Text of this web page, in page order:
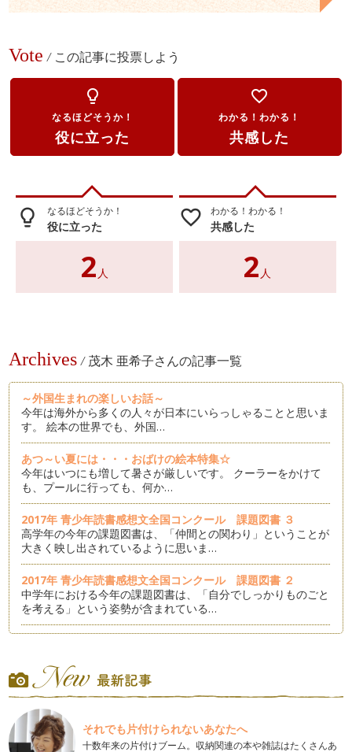
Vote / この記事に投票しよう
lightbulb_outline
なるほどそうか！
役に立った
favorite_border
わかる！わかる！
共感した
lightbulb_outline なるほどそうか！
役に立った
2 人
favorite_border わかる！わかる！
共感した
2 人
Archives / 茂木 亜希子さんの記事一覧
～外国生まれの楽しいお話～
今年は海外から多くの人々が日本にいらっしゃることと思いま
す。 絵本の世界でも、外国…
あつ～い夏には・・・おばけの絵本特集☆
今年はいつにも増して暑さが厳しいです。 クーラーをかけて
も、プールに行っても、何か…
2017年 青少年読書感想文全国コンクール 課題図書 ３
高学年の今年の課題図書は、「仲間との関わり」ということが
大きく映し出されているように思いま…
2017年 青少年読書感想文全国コンクール 課題図書 ２
中学年における今年の課題図書は、「自分でしっかりものごと
を考える」という姿勢が含まれている…
りして、じめじめした季節に…
寒いからこそ読みたい笑顔あふれる絵本 パート１
寒い寒い季節がやってきました。 暑い夏の頃には熱望してい
たこの季節・・・が、来てみ…
それでも片付けられないあなたへ
十数年来の片付けブーム。収納関連の本や雑誌はたくさんあ